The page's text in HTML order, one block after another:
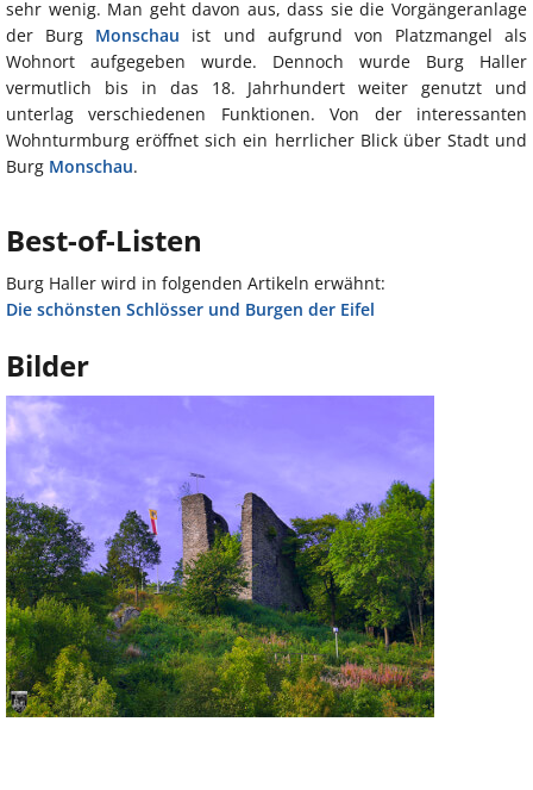
sehr wenig. Man geht davon aus, dass sie die Vorgängeranlage
der Burg Monschau ist und aufgrund von Platzmangel als
Wohnort aufgegeben wurde. Dennoch wurde Burg Haller
vermutlich bis in das 18. Jahrhundert weiter genutzt und
unterlag verschiedenen Funktionen. Von der interessanten
Wohnturmburg eröffnet sich ein herrlicher Blick über Stadt und
Burg Monschau.
Best-of-Listen
Burg Haller wird in folgenden Artikeln erwähnt:
Die schönsten Schlösser und Burgen der Eifel
Bilder